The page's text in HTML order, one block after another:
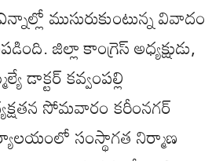
ముసురుకుంటున్న వివాదం
జిల్లా కాంగ్రెస్‌ అధ్యక్షుడు,
డాక్టర్‌ కవ్వంపల్లి
సోమవారం కరీంనగర్‌
సంస్థాగత నిర్మాణ